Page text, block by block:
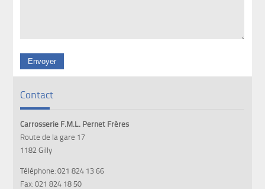
Contact
Carrosserie F.M.L. Pernet Frères
Route de la gare 17
1182 Gilly
Téléphone: 021 824 13 66
Fax: 021 824 18 50